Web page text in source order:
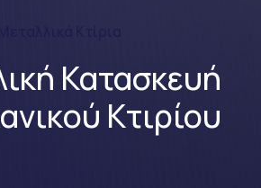
Κατασκευή
Κτιρίου